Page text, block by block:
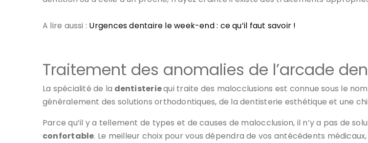
A lire aussi : Urgences dentaire le week-end : ce qu’il faut savoir !
Traitement des anomalies de l’arcade
La spécialité de la dentisteriequi traite des malocclusions est connue sous le nom
généralement des solutions orthodontiques, de la dentisterie esthétique et une
Parce qu’il y a tellement de types et de causes de malocclusion, il n’y a pas de
confortable. Le meilleur choix pour vous dépendra de vos antécédents